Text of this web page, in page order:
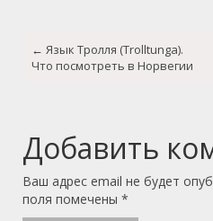
navigation
← Язык Тролля (Trolltunga).
Что посмотреть в Норвегии
Добавить
Ваш адрес email не будет
поля помечены *